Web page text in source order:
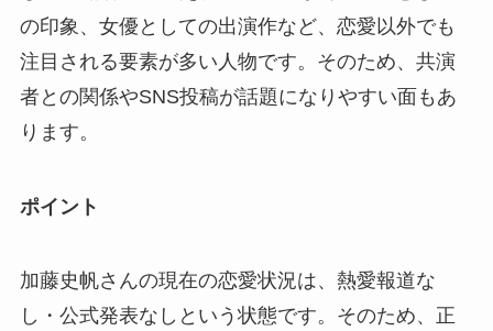
の印象、女優としての出演作など、恋愛以外でも
注目される要素が多い人物です。そのため、共演
者との関係やSNS投稿が話題になりやすい面もあ
ります。
ポイント
加藤史帆さんの現在の恋愛状況は、熱愛報道な
し・公式発表なしという状態です。そのため、正